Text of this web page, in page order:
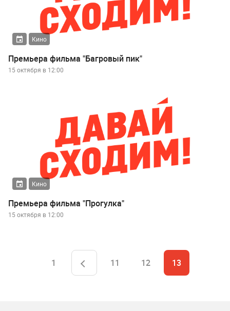
Кино
Премьера фильма "Багровый пик"
15 октября в 12:00
Кино
Премьера фильма "Прогулка"
15 октября в 12:00
1 11 12 13